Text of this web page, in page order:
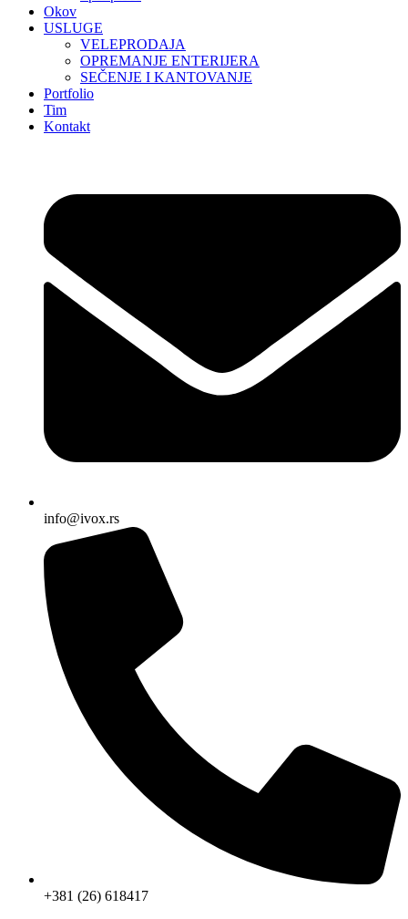
Okov
USLUGE
VELEPRODAJA
OPREMANJE ENTERIJERA
SEČENJE I KANTOVANJE
Portfolio
Tim
Kontakt
info@ivox.rs
+381 (26) 618417